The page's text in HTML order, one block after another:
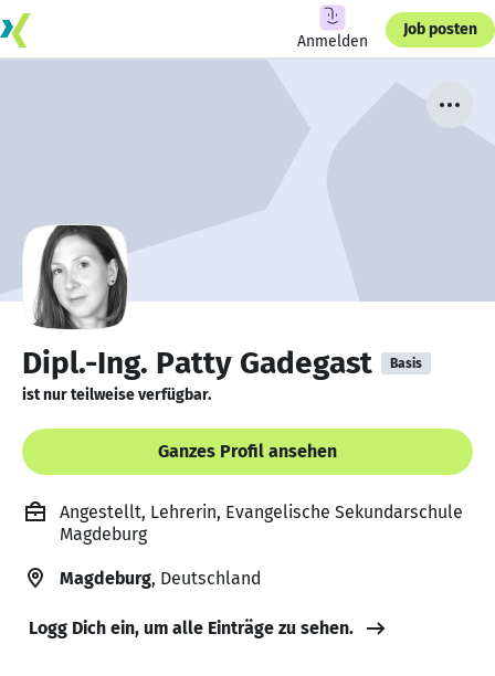
Anmelden
Job posten
Dipl.-Ing. Patty Gadegast Basis
ist nur teilweise verfügbar.
Ganzes Profil ansehen
Angestellt, Lehrerin, Evangelische Sekundarschule
Magdeburg
Magdeburg, Deutschland
Logg Dich ein, um alle Einträge zu sehen.